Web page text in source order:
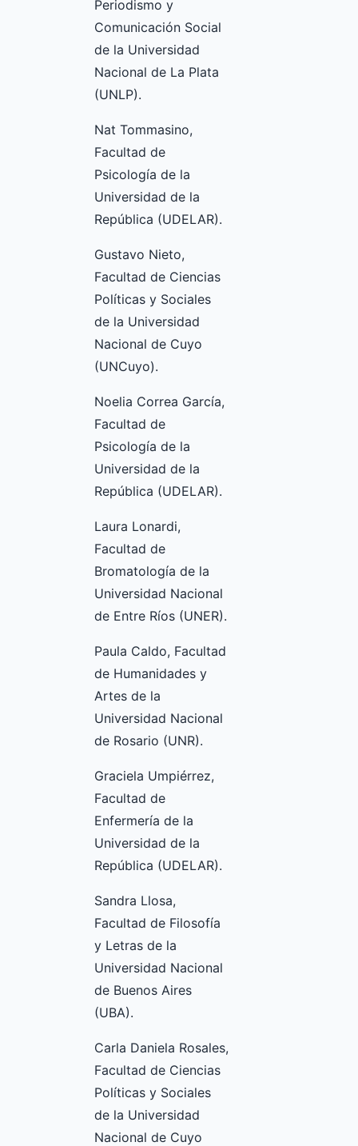
Periodismo y
Comunicación Social
de la Universidad
Nacional de La Plata
(UNLP).
Nat Tommasino,
Facultad de
Psicología de la
Universidad de la
República (UDELAR).
Gustavo Nieto,
Facultad de Ciencias
Políticas y Sociales
de la Universidad
Nacional de Cuyo
(UNCuyo).
Noelia Correa García,
Facultad de
Psicología de la
Universidad de la
República (UDELAR).
Laura Lonardi,
Facultad de
Bromatología de la
Universidad Nacional
de Entre Ríos (UNER).
Paula Caldo, Facultad
de Humanidades y
Artes de la
Universidad Nacional
de Rosario (UNR).
Graciela Umpiérrez,
Facultad de
Enfermería de la
Universidad de la
República (UDELAR).
Sandra Llosa,
Facultad de Filosofía
y Letras de la
Universidad Nacional
de Buenos Aires
(UBA).
Carla Daniela Rosales,
Facultad de Ciencias
Políticas y Sociales
de la Universidad
Nacional de Cuyo